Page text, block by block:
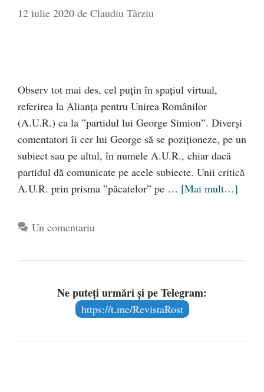
12 iulie 2020 de Claudiu Târziu
Observ tot mai des, cel puțin în spațiul virtual,
referirea la Alianța pentru Unirea Românilor
(A.U.R.) ca la ”partidul lui George Simion”. Diverși
comentatori îi cer lui George să se poziționeze, pe un
subiect sau pe altul, în numele A.U.R., chiar dacă
partidul dă comunicate pe acele subiecte. Unii critică
A.U.R. prin prisma ”păcatelor” pe … [Mai mult…]
Un comentariu
Ne puteți urmări și pe Telegram:
https://t.me/RevistaRost